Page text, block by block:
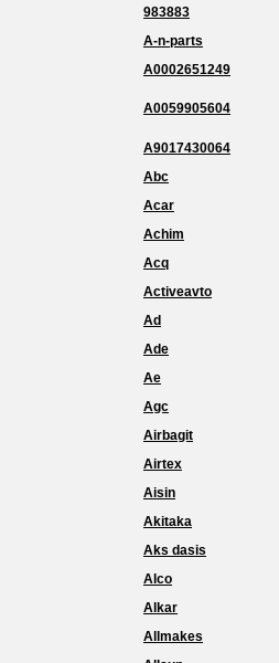
983883
A-n-parts
A0002651249
A0059905604
A9017430064
Abc
Acar
Achim
Acq
Activeavto
Ad
Ade
Ae
Agc
Airbagit
Airtex
Aisin
Akitaka
Aks dasis
Alco
Alkar
Allmakes